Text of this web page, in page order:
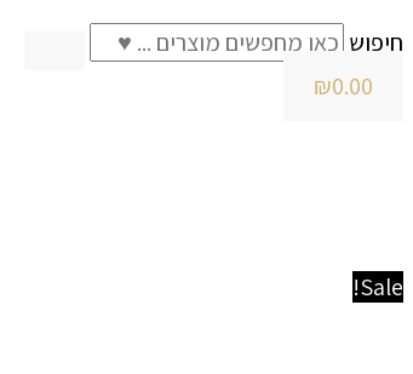
חיפוש
₪0.00
Sale!